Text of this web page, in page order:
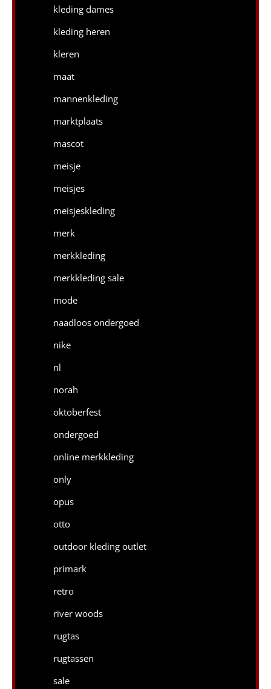
kleding dames
kleding heren
kleren
maat
mannenkleding
marktplaats
mascot
meisje
meisjes
meisjeskleding
merk
merkkleding
merkkleding sale
mode
naadloos ondergoed
nike
nl
norah
oktoberfest
ondergoed
online merkkleding
only
opus
otto
outdoor kleding outlet
primark
retro
river woods
rugtas
rugtassen
sale